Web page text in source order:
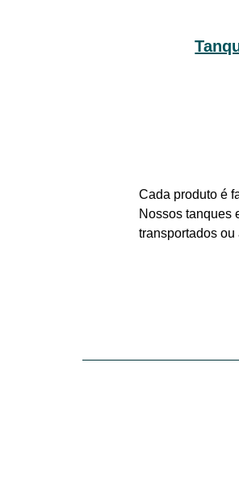
Cada produto é
Nossos tanques
transportados ou